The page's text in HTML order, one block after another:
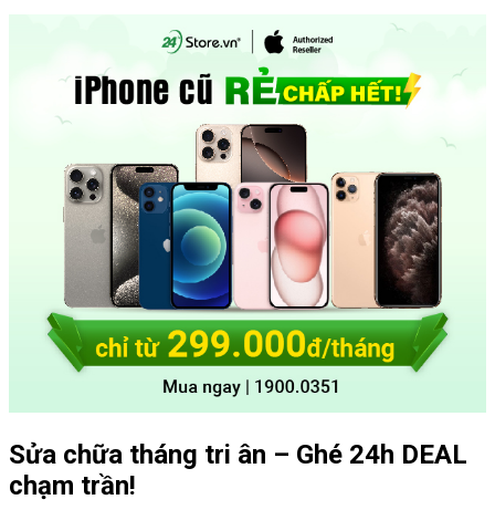
Sửa chữa tháng tri ân – Ghé 24h DEAL
chạm trần!